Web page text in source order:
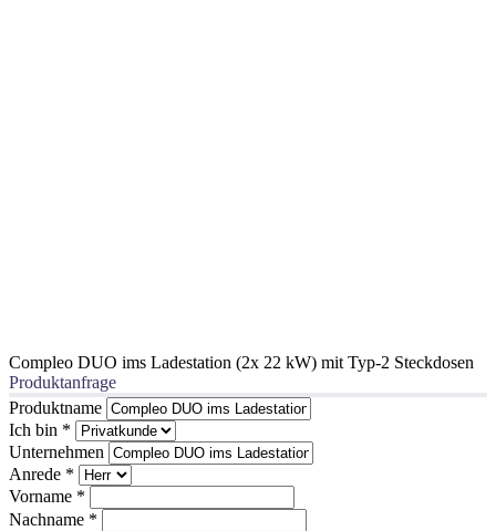
Compleo DUO ims Ladestation (2x 22 kW) mit Typ-2 Steckdosen
Produktanfrage
Produktname
Ich bin *
Unternehmen
Anrede *
Vorname *
Nachname *